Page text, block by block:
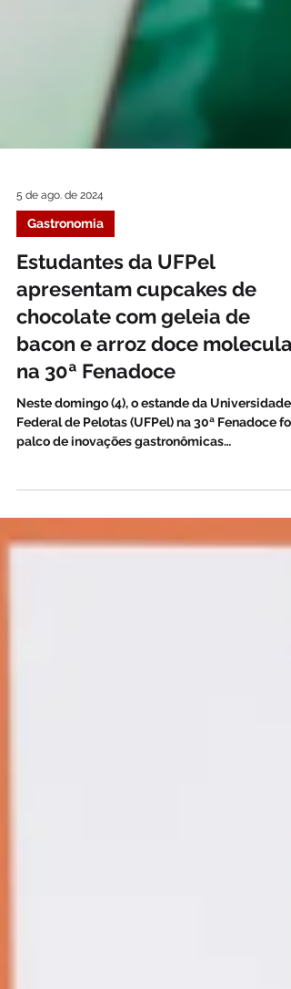
5 de ago. de 2024
Gastronomia
Estudantes da UFPel
apresentam cupcakes de
chocolate com geleia de
bacon e arroz doce molecular
na 30ª Fenadoce
Neste domingo (4), o estande da Universidade